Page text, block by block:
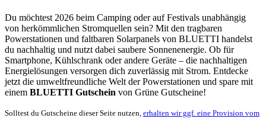
Du möchtest 2026 beim Camping oder auf Festivals unabhängig
von herkömmlichen Stromquellen sein? Mit den tragbaren
Powerstationen und faltbaren Solarpanels von BLUETTI handelst
du nachhaltig und nutzt dabei saubere Sonnenenergie. Ob für
Smartphone, Kühlschrank oder andere Geräte – die nachhaltigen
Energielösungen versorgen dich zuverlässig mit Strom. Entdecke
jetzt die umweltfreundliche Welt der Powerstationen und spare mit
einem BLUETTI Gutschein von Grüne Gutscheine!
Solltest du Gutscheine dieser Seite nutzen, erhalten wir ggf. eine Provision vom